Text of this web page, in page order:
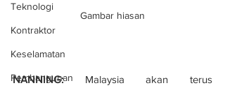
Teknologi
Kontraktor
Keselamatan
Pembangunan
Gambar hiasan
NANNING: Malaysia akan terus